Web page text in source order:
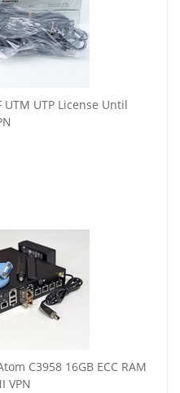
UTM UTP License Until
C3958 16GB ECC RAM
VPN